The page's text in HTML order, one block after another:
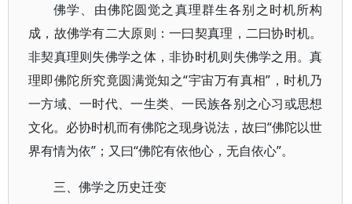
佛学、由佛陀圆觉之真理群生各别之时机所构
成，故佛学有二大原则：一曰契真理，二曰协时机。
非契真理则失佛学之体，非协时机则失佛学之用。真
理即佛陀所究竟圆满觉知之“宇宙万有真相”，时机乃
一方域、一时代、一生类、一民族各别之心习或思想
文化。必协时机而有佛陀之现身说法，故曰“佛陀以世
界有情为依”；又曰“佛陀有依他心，无自依心”。
三、佛学之历史迁变